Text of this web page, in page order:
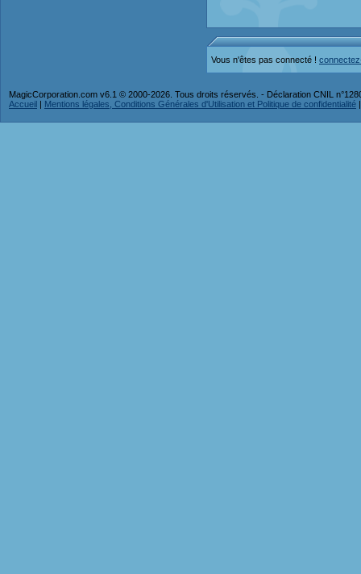
Vous n'êtes pas connecté !
MagicCorporation.com v6.1 © 2000-2026. Tous droits réservés. - Déclaration CNIL
Accueil | Mentions légales, Conditions Générales d'Utilisation et Politique de confidentialité